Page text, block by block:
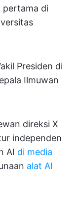
pertama di
Presiden di
Ilmuwan
direksi X
independen
AI di media
alat AI